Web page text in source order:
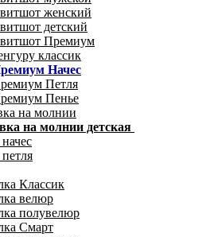
женский
детский
Премиум
классик
Начес
Петля
Пенье
на молнии
на молнии детская
Классик
велюр
полувелюр
Смарт